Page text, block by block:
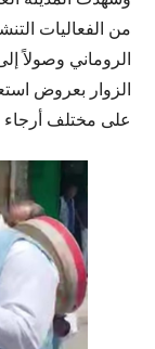
من الفعاليات
الروماني وصولاً
الزوار بعروض
على مختلف أرجاء